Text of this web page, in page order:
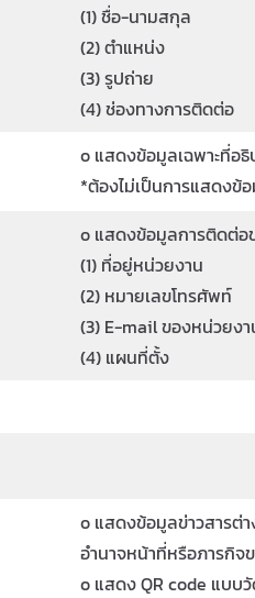
(1) ชื่อ-นามสกุล
(2) ตำแหน่ง
(3) รูปถ่าย
(4) ช่องทางการติดต่อ
o แสดงข้อมูลเฉพาะที่อ
*ต้องไม่เป็นการแสดง
o แสดงข้อมูลการติดต่อ
(1) ที่อยู่หน่วยงาน
(2) หมายเลขโทรศัพท์
(3) E-mail ของหน่วยง
(4) แผนที่ตั้ง
o แสดงข้อมูลข่าวสารต่
อำนาจหน้าที่หรือภารกิจ
o แสดง QR code แบบ